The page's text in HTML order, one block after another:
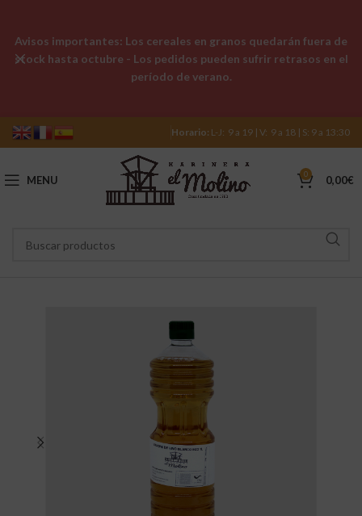
Horario: L-J: 9 a 19 | V: 9 a 18 | S: 9 a 13:30
MENU 0 0,00€
Avisos importantes: Los cereales en granos quedarán fuera de
stock hasta octubre - Los pedidos pueden sufrir retrasos en el
período de verano.